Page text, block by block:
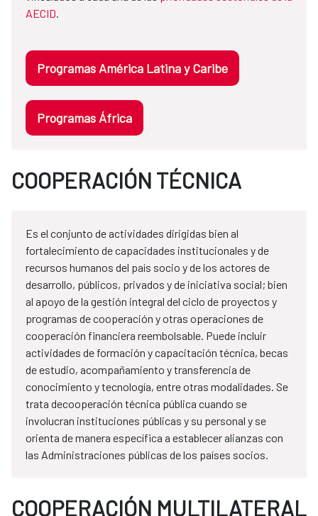
AECID.
Programas América Latina y Caribe
Programas África
COOPERACIÓN TÉCNICA
Es el conjunto de actividades dirigidas bien al
fortalecimiento de capacidades institucionales y de
recursos humanos del país socio y de los actores de
desarrollo, públicos, privados y de iniciativa social; bien
al apoyo de la gestión integral del ciclo de proyectos y
programas de cooperación y otras operaciones de
cooperación financiera reembolsable. Puede incluir
actividades de formación y capacitación técnica, becas
de estudio, acompañamiento y transferencia de
conocimiento y tecnología, entre otras modalidades. Se
trata decooperación técnica pública cuando se
involucran instituciones públicas y su personal y se
orienta de manera específica a establecer alianzas con
las Administraciones públicas de los países socios.
COOPERACIÓN MULTILATERAL